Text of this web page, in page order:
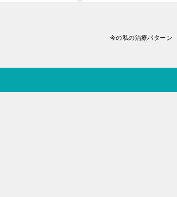
今の私の治療パター